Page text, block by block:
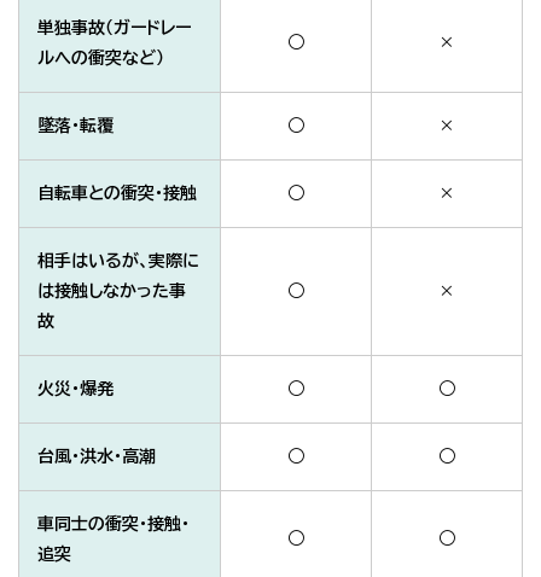
単独事故（ガードレー
ルへの衝突など）
○ ×
墜落・転覆 ○ ×
自転車との衝突・接触 ○ ×
相手はいるが、実際に
は接触しなかった事
故
○ ×
火災・爆発 ○ ○
台風・洪水・高潮 ○ ○
車同士の衝突・接触・
追突
○ ○